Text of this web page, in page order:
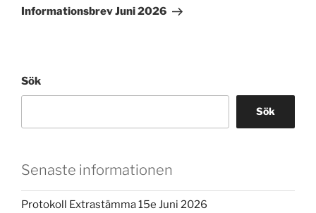
inlägg
Informationsbrev Juni 2026
Sök
Sök
Senaste informationen
Protokoll Extrastämma 15e Juni 2026